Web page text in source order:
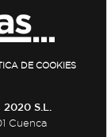
DE COOKIES
S.L.
Cuenca